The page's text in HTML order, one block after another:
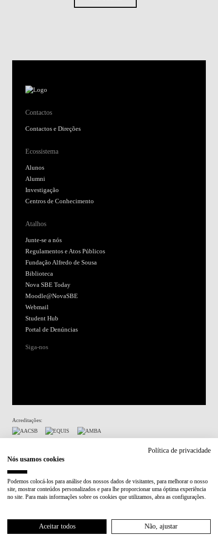
Contactos
Contactos e Direções
Ecossistema
Alunos
Alumni
Investigação
Centros de Conhecimento
Atalhos
Junte-se a nós
Regulamentos e Atos Públicos
Fundação Alfredo de Sousa
Biblioteca
Nova SBE Today
Moodle@NovaSBE
Webmail
Student Hub
Portal de Denúncias
Siga-nos
Acreditações:
Participa em:
Plano de Recuperação e Resiliência (PRR)
Política de Privacidade
Política de privacidade
Nós usamos cookies
Podemos colocá-los para análise dos nossos dados de visitantes, para melhorar o nosso
site, mostrar conteúdos personalizados e para lhe proporcionar uma óptima experiência
no site. Para mais informações sobre os cookies que utilizamos, abra as configurações.
Aceitar todos Não, ajustar